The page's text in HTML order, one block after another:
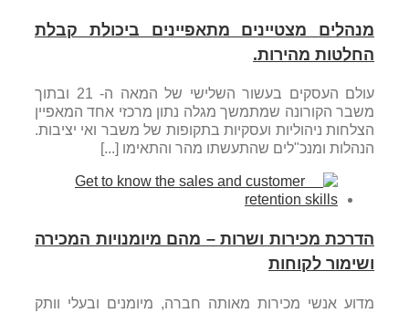
מנהלים מצטיינים מתאפיינים ביכולת קבלת
החלטות מהירות.
עולם העסקים בעשור השלישי של המאה ה- 21 ובתוך
משבר הקורונה שמתמשך מגלה נתון מרכזי אחד המאפיין
הצלחות ניהוליות ועסקיות בתקופות של משבר ואי יציבות.
הנהלות ומנכ"לים שהתעשתו מהר והתאימו [...]
הדרכת מכירות ושרות – מהם מיומנויות המכירה
ושימור לקוחות
מדוע אנשי מכירות מאותה חברה, מיומנים ובעלי וותק